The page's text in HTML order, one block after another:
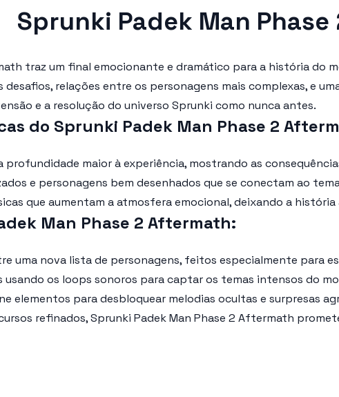
Sprunki Padek Man
traz um final emocionante e dramático para a história do
relações entre os personagens mais complexas, e
e a resolução do universo Sprunki como nunca antes.
do Sprunki Padek Man Phase 2
profundidade maior à experiência, mostrando as
e personagens bem desenhados que se conectam ao
que aumentam a atmosfera emocional, deixando a
Man Phase 2 Aftermath:
uma nova lista de personagens, feitos especialmente para
usando os loops sonoros para captar os temas intensos do
elementos para desbloquear melodias ocultas e surpresas
refinados,Sprunki Padek Man Phase 2 Aftermath